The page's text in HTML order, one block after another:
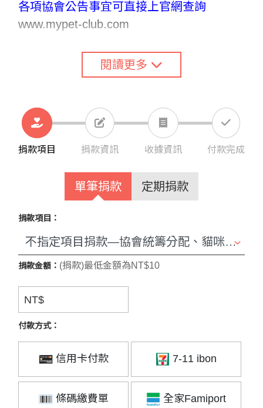
各項協會公告事宜可直接上官網查詢
www.mypet-club.com
閱讀更多
捐款項目 捐款資訊 收據資訊 付款完成
單筆捐款 定期捐款
捐款項目：
捐款金額： (捐款)最低金額為NT$10
NT$
付款方式：
信用卡付款 7-11 ibon
條碼繳費單 全家Famiport